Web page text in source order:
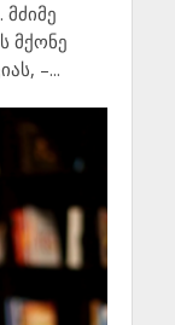
მქონე
–...